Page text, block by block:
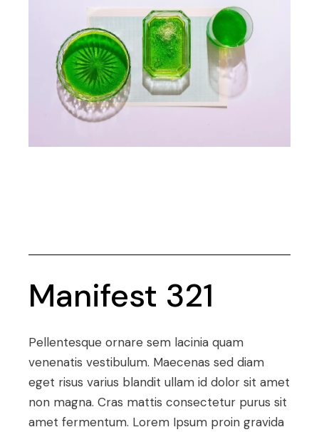
Manifest 321
Pellentesque ornare sem lacinia quam
venenatis vestibulum. Maecenas sed diam
eget risus varius blandit ullam id dolor sit amet
non magna. Cras mattis consectetur purus sit
amet fermentum. Lorem Ipsum proin gravida